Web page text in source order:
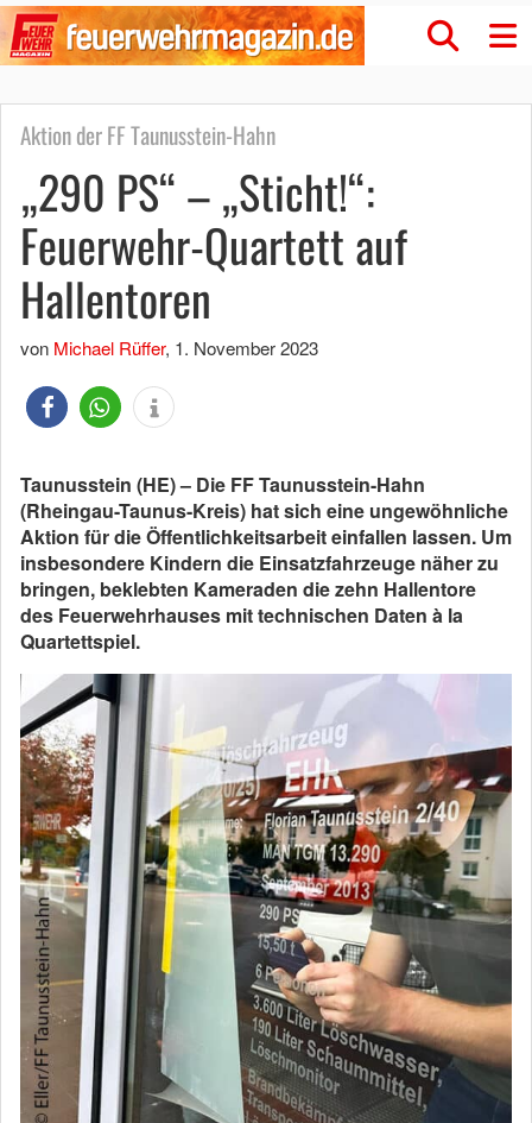
Aktion der FF Taunusstein-Hahn
„290 PS“ – „Sticht!“:
Feuerwehr-Quartett auf
Hallentoren
von Michael Rüffer, 1. November 2023
Taunusstein (HE) – Die FF Taunusstein-Hahn
(Rheingau-Taunus-Kreis) hat sich eine ungewöhnliche
Aktion für die Öffentlichkeitsarbeit einfallen lassen. Um
insbesondere Kindern die Einsatzfahrzeuge näher zu
bringen, beklebten Kameraden die zehn Hallentore
des Feuerwehrhauses mit technischen Daten à la
Quartettspiel.